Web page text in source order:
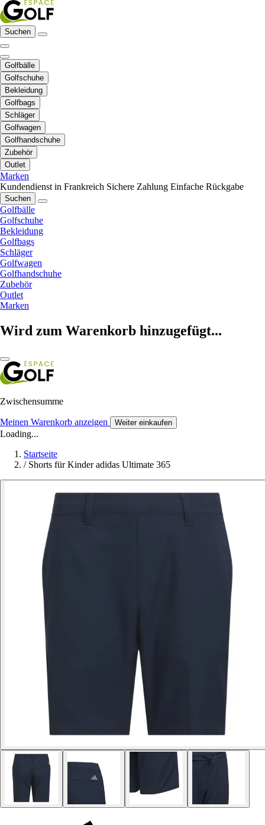
Suchen
Golfbälle
Golfschuhe
Bekleidung
Golfbags
Schläger
Golfwagen
Golfhandschuhe
Zubehör
Outlet
Marken
Kundendienst in Frankreich Sichere Zahlung Einfache Rückgabe
Suchen
Golfbälle
Golfschuhe
Bekleidung
Golfbags
Schläger
Golfwagen
Golfhandschuhe
Zubehör
Outlet
Marken
Wird zum Warenkorb hinzugefügt...
Zwischensumme
Meinen Warenkorb anzeigen Weiter einkaufen
Loading...
Startseite
/ Shorts für Kinder adidas Ultimate 365